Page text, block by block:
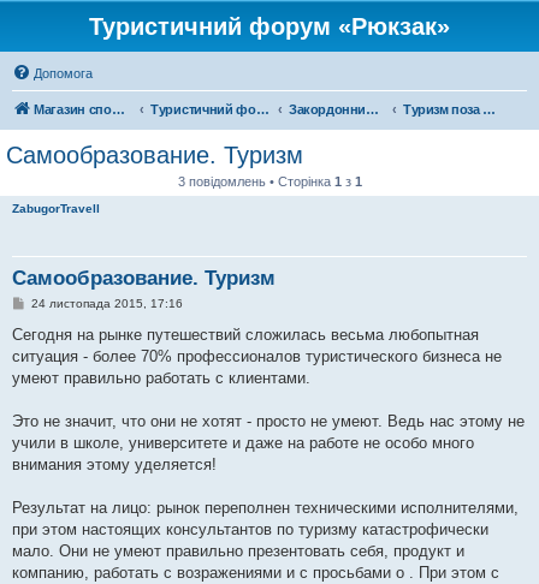
Туристичний форум «Рюкзак»
Допомога
Магазин спорядження Туристичний форум «Рюкзак» Закордонний туризм Туризм поза територією України
Самообразование. Туризм
3 повідомлень • Сторінка 1 з 1
ZabugorTravell
Самообразование. Туризм
П
в
д
о
е
н
я
24 листопада 2015, 17:16
Сегодня на рынке путешествий сложилась весьма любопытная
ситуация - более 70% профессионалов туристического бизнеса не
умеют правильно работать с клиентами.
Это не значит, что они не хотят - просто не умеют. Ведь нас этому не
учили в школе, университете и даже на работе не особо много
внимания этому уделяется!
Результат на лицо: рынок переполнен техническими исполнителями,
при этом настоящих консультантов по туризму катастрофически
мало. Они не умеют правильно презентовать себя, продукт и
компанию, работать с возражениями и с просьбами о . При этом с